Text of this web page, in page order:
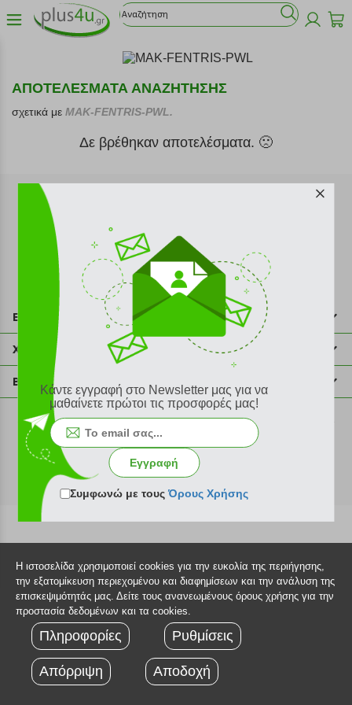
ΑΠΟΤΕΛΕΣΜΑΤΑ ΑΝΑΖΗΤΗΣΗΣ
σχετικά με MAK-FENTRIS-PWL.
Δε βρέθηκαν αποτελέσματα. 🙁
Εγγραφή στο newsletter
Επικοινωνία
211 2000 700
info@plus4u.gr
Χρήσιμες πληροφορίες
Η εταιρία
Σημεία παραλαβής
Ευκαιρίες καριέρας
Όροι χρήσης
Sitemap
Βοήθεια
Εξέλιξη παραγγελίας
Τρόποι παραγγελίας
Τρόποι πληρωμής
Τρόποι αποστολής
Πολιτική επιστροφών
Τεχνική υποστήριξη
©2026 Plus4u.gr
Κάντε εγγραφή στο Newsletter μας για να
μαθαίνετε πρώτοι τις προσφορές μας!
Εγγραφή
Συμφωνώ με τουςΌρους Χρήσης
Η ιστοσελίδα χρησιμοποιεί cookies για την ευκολία της περιήγησης,
την εξατομίκευση περιεχομένου και διαφημίσεων και την ανάλυση της
επισκεψιμότητάς μας. Δείτε τους ανανεωμένους όρους χρήσης για την
προστασία δεδομένων και τα cookies.
Πληροφορίες Ρυθμίσεις
Απόρριψη Αποδοχή